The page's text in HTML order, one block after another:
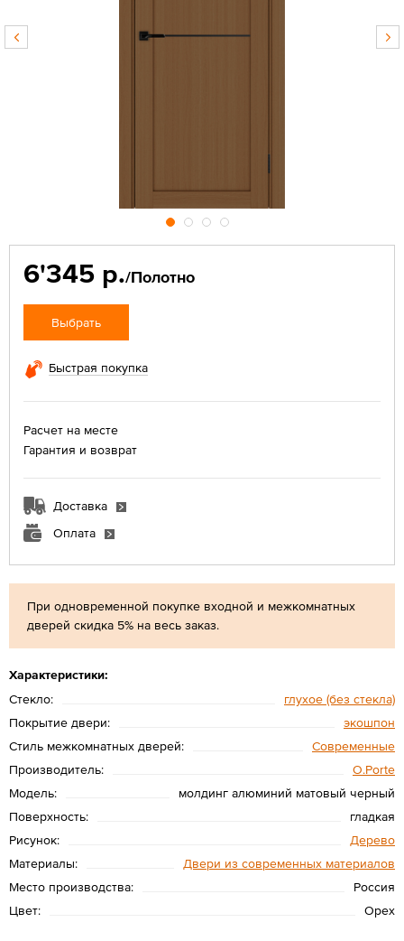
При одновременной покупке входной и межкомнатных
дверей скидка 5% на весь заказ.
Характеристики:
Стекло:
глухое (без стекла)
Покрытие двери:
экошпон
Стиль межкомнатных дверей:
Современные
Производитель:
O.Porte
Модель:
молдинг алюминий матовый черный
Поверхность:
гладкая
Рисунок:
Дерево
Материалы:
Двери из современных материалов
Место производства:
Россия
Цвет:
Орех
6'345 р./Полотно
Выбрать
Быстрая покупка
Расчет на месте
Гарантия и возврат
Доставка
Оплата